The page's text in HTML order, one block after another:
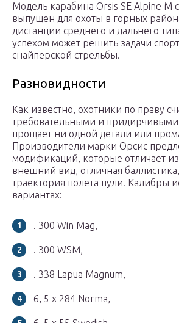
Модель карабина Orsis SE Alpine M
выпущен для охоты в горных
дистанции среднего и дальнего
успехом может решить задачи
снайперской стрельбы.
Разновидности
Как известно, охотники по праву
требовательными и придирчивыми,
прощает ни одной детали или
Производители марки Орсис
модификаций, которые отличает
внешний вид, отличная
траектория полета пули. Калибры
вариантах:
. 300 Win Mag,
. 300 WSM,
. 338 Lapua Magnum,
6, 5 x 284 Norma,